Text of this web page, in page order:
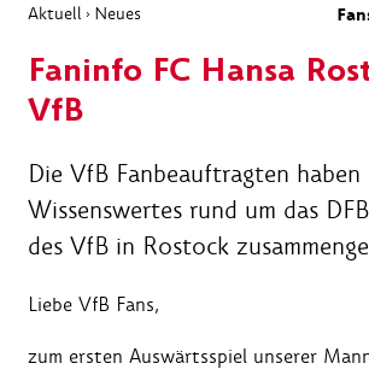
Aktuell › Neues
Faninfo FC Hansa
VfB
Die VfB Fanbeauftragten haben
Wissenswertes rund um das
des VfB in Rostock
Liebe VfB Fans,
zum ersten Auswärtsspiel unserer